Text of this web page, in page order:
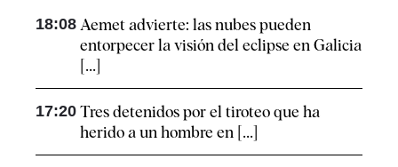
18:08 Aemet advierte: las nubes pueden
entorpecer la visión del eclipse en Galicia
[...]
17:20 Tres detenidos por el tiroteo que ha
herido a un hombre en [...]